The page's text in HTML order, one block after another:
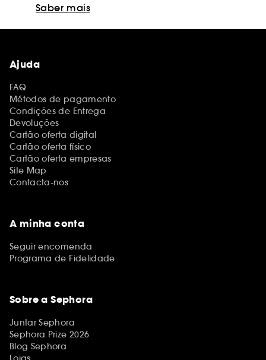
Saber mais
Ajuda
FAQ
Métodos de pagamento
Condições de Entrega
Devoluções
Cartão oferta digital
Cartão oferta físico
Cartão oferta empresas
Site Map
Contacta-nos
A minha conta
Seguir encomenda
Programa de Fidelidade
Sobre a Sephora
Juntar Sephora
Sephora Prize 2026
Blog Sephora